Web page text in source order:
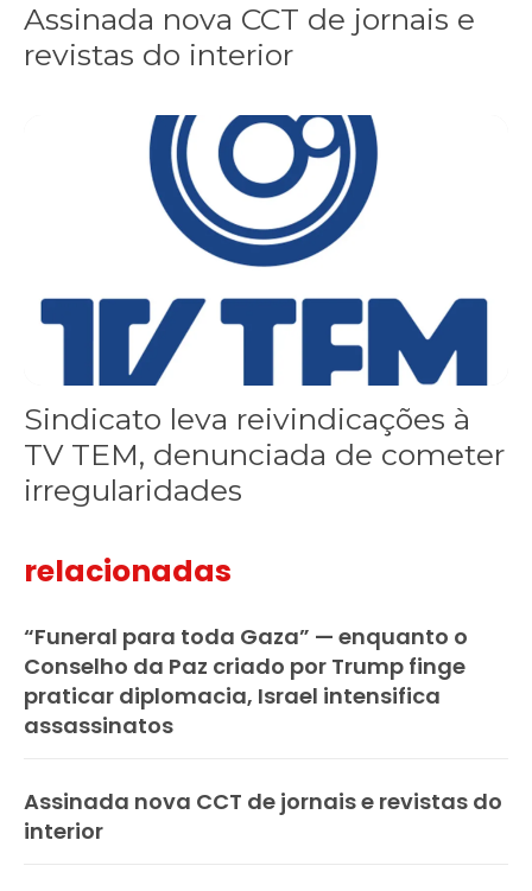
Assinada nova CCT de jornais e
revistas do interior
Sindicato leva reivindicações à TV TEM, denunciada de cometer
Sindicato leva reivindicações à
TV TEM, denunciada de cometer
irregularidades
relacionadas
“Funeral para toda Gaza” — enquanto o
Conselho da Paz criado por Trump finge
praticar diplomacia, Israel intensifica
assassinatos
Assinada nova CCT de jornais e revistas do
interior